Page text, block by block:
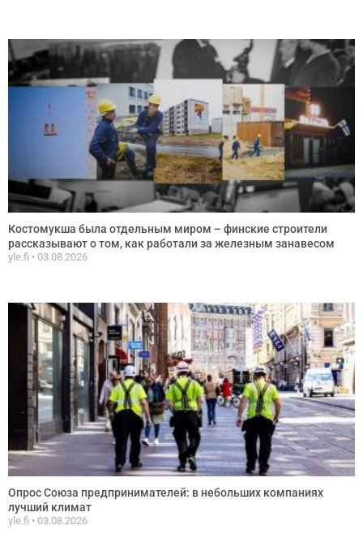
Костомукша была отдельным миром – финские строители
рассказывают о том, как работали за железным занавесом
yle.fi 03.08.2026
Опрос Союза предпринимателей: в небольших компаниях
лучший климат
yle.fi 03.08.2026